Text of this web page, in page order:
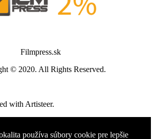
Filmpress.sk
© 2020. All Rights Reserved.
with Artisteer.
používa súbory cookie pre lepšie